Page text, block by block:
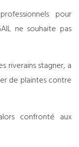
pour
ne souhaite pas
riverains stagner, a
de plaintes contre
confronté aux